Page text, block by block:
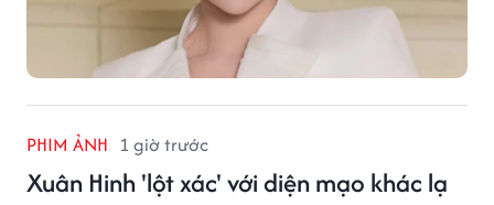
PHIM ẢNH 1 giờ trước
Xuân Hinh 'lột xác' với diện mạo khác lạ